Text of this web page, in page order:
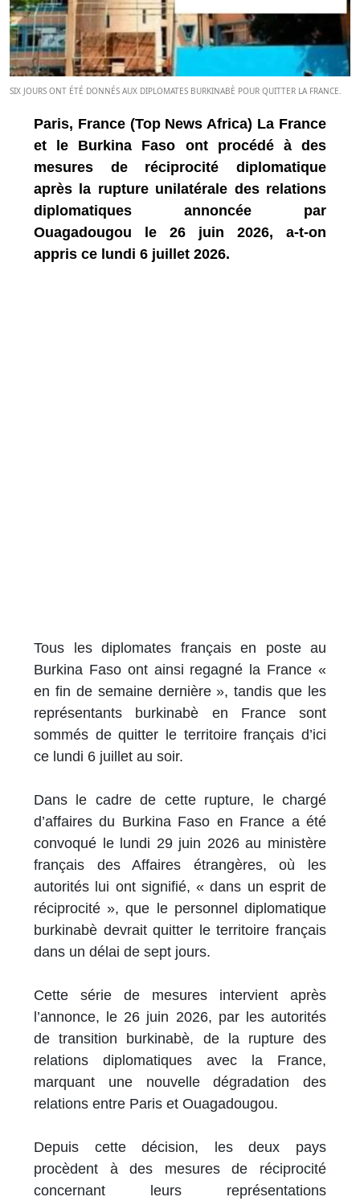
SIX JOURS ONT ÉTÉ DONNÉS AUX DIPLOMATES BURKINABÈ POUR QUITTER LA FRANCE.
Paris, France (Top News Africa) La France
et le Burkina Faso ont procédé à des
mesures de réciprocité diplomatique
après la rupture unilatérale des relations
diplomatiques annoncée par
Ouagadougou le 26 juin 2026, a-t-on
appris ce lundi 6 juillet 2026.
Tous les diplomates français en poste au
Burkina Faso ont ainsi regagné la France «
en fin de semaine dernière », tandis que les
représentants burkinabè en France sont
sommés de quitter le territoire français d’ici
ce lundi 6 juillet au soir.
Dans le cadre de cette rupture, le chargé
d’affaires du Burkina Faso en France a été
convoqué le lundi 29 juin 2026 au ministère
français des Affaires étrangères, où les
autorités lui ont signifié, « dans un esprit de
réciprocité », que le personnel diplomatique
burkinabè devrait quitter le territoire français
dans un délai de sept jours.
Cette série de mesures intervient après
l’annonce, le 26 juin 2026, par les autorités
de transition burkinabè, de la rupture des
relations diplomatiques avec la France,
marquant une nouvelle dégradation des
relations entre Paris et Ouagadougou.
Depuis cette décision, les deux pays
procèdent à des mesures de réciprocité
concernant leurs représentations